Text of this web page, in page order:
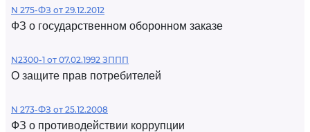
N 275-ФЗ от 29.12.2012
ФЗ о государственном оборонном заказе
N2300-1 от 07.02.1992 ЗППП
О защите прав потребителей
N 273-ФЗ от 25.12.2008
ФЗ о противодействии коррупции